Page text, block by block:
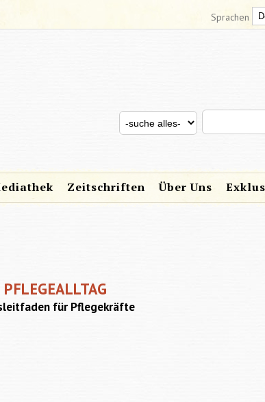
Sprachen
SUCHFORMULAR
Search this
Search for
Zeitschriften Über Uns
für Pflegekräfte